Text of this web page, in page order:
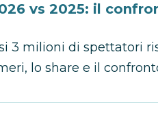
vs 2025: il
3 milioni di spettatori
lo share e il